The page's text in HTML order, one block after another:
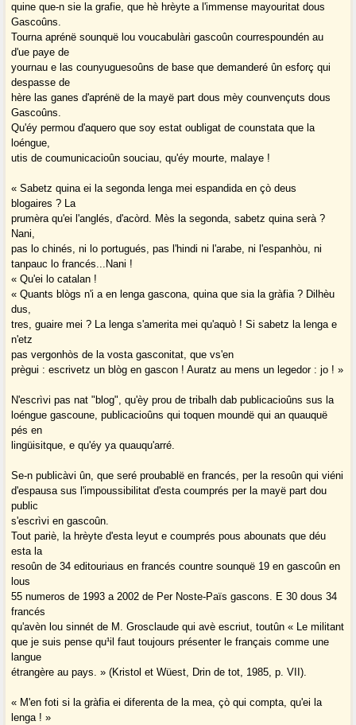
quine que-n sie la grafie, que hè hrèyte a l'immense mayouritat dous
Gascoûns.
Tourna aprénë sounquë lou voucabulàri gascoûn courrespoundén au
d'ue paye de
yournau e las counyuguesoûns de base que demanderé ûn esforç qui
despasse de
hère las ganes d'aprénë de la mayë part dous mèy counvençuts dous
Gascoûns.
Qu'éy permou d'aquero que soy estat oubligat de counstata que la
loéngue,
utis de coumunicacioûn souciau, qu'éy mourte, malaye !
« Sabetz quina ei la segonda lenga mei espandida en çò deus
blogaires ? La
prumèra qu'ei l'anglés, d'acòrd. Mès la segonda, sabetz quina serà ?
Nani,
pas lo chinés, ni lo portugués, pas l'hindi ni l'arabe, ni l'espanhòu, ni
tanpauc lo francés...Nani !
« Qu'ei lo catalan !
« Quants blògs n'i a en lenga gascona, quina que sia la gràfia ? Dilhèu
dus,
tres, guaire mei ? La lenga s'amerita mei qu'aquò ! Si sabetz la lenga e
n'etz
pas vergonhòs de la vosta gasconitat, que vs'en
prègui : escrivetz un blòg en gascon ! Auratz au mens un legedor : jo ! »
N'escrìvi pas nat "blog", qu'èy prou de tribalh dab publicacioûns sus la
loéngue gascoune, publicacioûns qui toquen moundë qui an quauquë
pés en
lingüisitque, e qu'éy ya quauqu'arré.
Se-n publicàvi ûn, que seré proubablë en francés, per la resoûn qui viéni
d'espausa sus l'impoussibilitat d'esta coumprés per la mayë part dou
public
s'escrìvi en gascoûn.
Tout pariè, la hrèyte d'esta leyut e coumprés pous abounats que déu
esta la
resoûn de 34 editouriaus en francés countre sounquë 19 en gascoûn en
lous
55 numeros de 1993 a 2002 de Per Noste-Païs gascons. E 30 dous 34
francés
qu'avèn lou sinnét de M. Grosclaude qui avè escriut, toutûn « Le militant
que je suis pense qu¹il faut toujours présenter le français comme une
langue
étrangère au pays. » (Kristol et Wüest, Drin de tot, 1985, p. VII).
« M'en foti si la gràfia ei diferenta de la mea, çò qui compta, qu'ei la
lenga ! »